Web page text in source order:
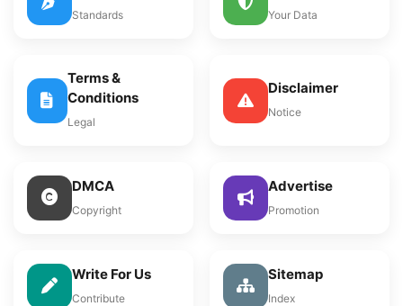
Standards Your Data
Terms &
Conditions
Legal
Disclaimer
Notice
DMCA
Copyright
Advertise
Promotion
Write For Us
Contribute
Sitemap
Index